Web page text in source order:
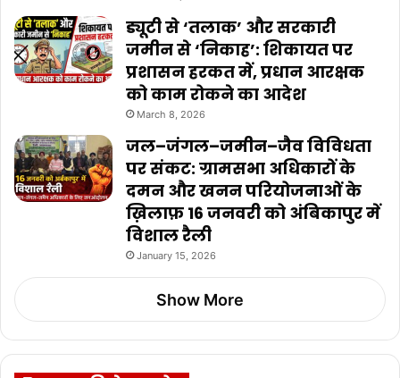
ड्यूटी से ‘तलाक’ और सरकारी
जमीन से ‘निकाह’: शिकायत पर
प्रशासन हरकत में, प्रधान आरक्षक
को काम रोकने का आदेश
March 8, 2026
जल–जंगल–जमीन–जैव विविधता
पर संकट: ग्रामसभा अधिकारों के
दमन और खनन परियोजनाओं के
ख़िलाफ़ 16 जनवरी को अंबिकापुर में
विशाल रैली
January 15, 2026
Show More